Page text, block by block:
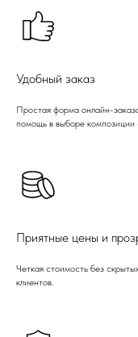
Удобный заказ
Простая форма онлайн-
помощь в выборе композиции
Приятные цены и
Четкая стоимость без
клиентов.